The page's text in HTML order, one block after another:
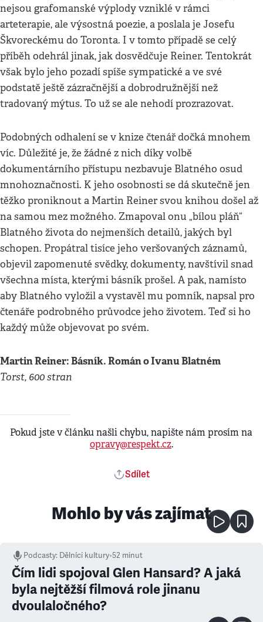
nejsou grafomanské výplody vzniklé v rámci
arteterapie, ale výsostná poezie, a poslala je Josefu
Škvoreckému do Toronta. I v tomto případě se celý
příběh odehrál jinak, jak dosvědčuje Reiner. Tentokrát
však bylo jeho pozadí spíše sympatické a ve své
podstatě ještě zázračnější a dobrodružnější než
tradovaný mýtus. To už se ale nehodí prozrazovat.
Podobných odhalení se v knize čtenář dočká mnohem
víc. Důležité je, že žádné z nich díky volbě
dokumentárního přístupu nezbavuje Blatného osud
mnohoznačnosti. K jeho osobnosti se dá skutečně jen
těžko proniknout a Martin Reiner svou knihou došel až
na samou mez možného. Zmapoval onu „bílou pláň“
Blatného života do nejmenších detailů, jakých byl
schopen. Propátral tisíce jeho veršovaných záznamů,
objevil zapomenuté svědky, dokumenty, navštívil snad
všechna místa, kterými básník prošel. A pak, namísto
aby Blatného vyložil a vystavěl mu pomník, napsal pro
čtenáře podrobného průvodce jeho životem. Teď si ho
každý může objevovat po svém.
Martin Reiner: Básník. Román o Ivanu Blatném
Torst, 600 stran
Pokud jste v článku našli chybu, napište nám prosím na
opravy@respekt.cz.
Sdílet
Mohlo by vás zajímat
Podcasty: Dělníci kultury•52 minut
Čím lidi spojoval Glen Hansard? A jaká
byla nejtěžší filmová role jinanu
dvoulaločného?